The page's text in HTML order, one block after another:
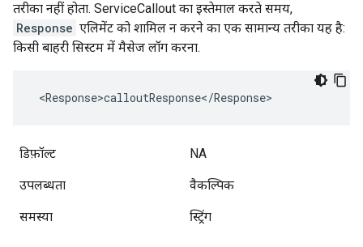
तरीका नहीं होता. ServiceCallout का इस्तेमाल करते समय,
Response एलिमेंट को शामिल न करने का एक सामान्य तरीका यह है:
किसी बाहरी सिस्टम में मैसेज लॉग करना.
<Response>calloutResponse</Response>
डिफ़ॉल्ट NA
उपलब्धता वैकल्पिक
समस्या स्ट्रिंग